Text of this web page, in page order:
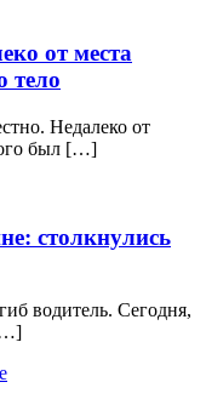
от места
тело
Недалеко от
был […]
столкнулись
водитель. Сегодня,